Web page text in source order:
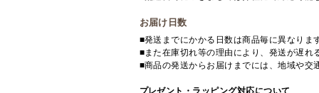
お届け日数
■発送までにかかる日数は商品毎に異なりま
■また在庫切れ等の理由により、発送が遅れ
■商品の発送からお届けまでには、地域や交
プレゼント・ラッピング対応について